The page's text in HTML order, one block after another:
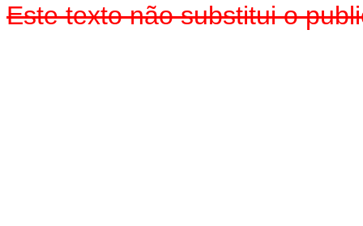
Este texto não substitui o